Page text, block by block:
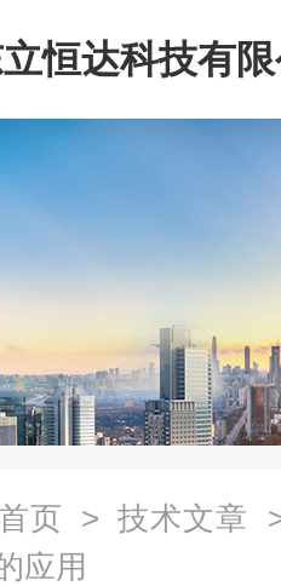
恒达科技有
页 > 技术文章
应用